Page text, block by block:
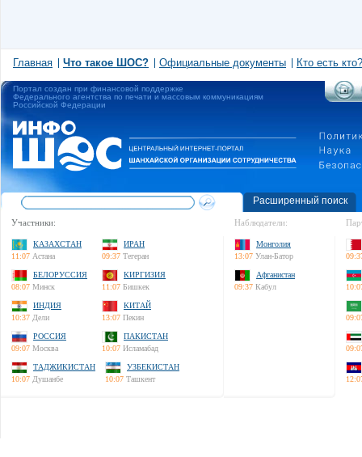
Главная Что такое ШОС? Официальные документы Кто есть кто?
Портал создан при финансовой поддержке
Федерального агентства по печати и массовым коммуникациям
Российской Федерации
Расширенный поиск
Участники:
КАЗАХСТАН
11:07 Астана
ИРАН
09:37 Тегеран
БЕЛОРУССИЯ
08:07 Минск
КИРГИЗИЯ
11:07 Бишкек
ИНДИЯ
10:37 Дели
КИТАЙ
13:07 Пекин
РОССИЯ
09:07 Москва
ПАКИСТАН
10:07 Исламабад
ТАДЖИКИСТАН
10:07 Душанбе
УЗБЕКИСТАН
10:07 Ташкент
Наблюдатели:
Монголия
13:07 Улан-Батор
Афганистан
09:37 Кабул